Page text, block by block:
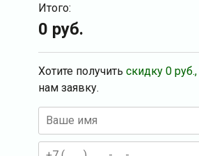
Итого:
0 руб.
Хотите получить скидку 0 руб.,
нам заявку.